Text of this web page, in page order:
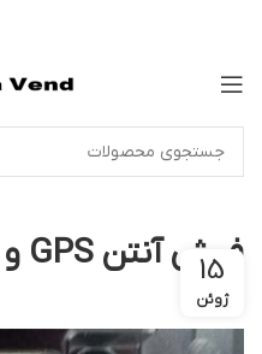
فیش آنتن GPS و wifi
15
ژوئن